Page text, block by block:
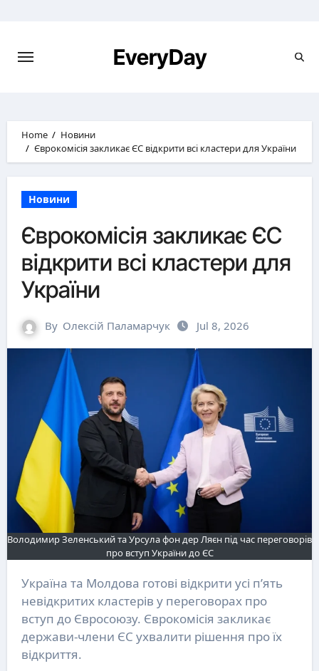
EveryDay
Home
Новини
Єврокомісія закликає ЄС відкрити всі кластери для України
Новини
Єврокомісія закликає ЄС
відкрити всі кластери для
України
By Олексій Паламарчук Jul 8, 2026
Володимир Зеленський та Урсула фон дер Ляєн під час переговорів
про вступ України до ЄС
Україна та Молдова готові відкрити усі п’ять
невідкритих кластерів у переговорах про
вступ до Євросоюзу. Єврокомісія закликає
держави-члени ЄС ухвалити рішення про їх
відкриття.